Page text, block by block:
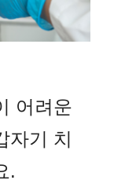
어려운
자기 치
.